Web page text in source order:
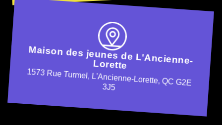
Maison des jeunes de L'Ancienne-
Lorette
1573 Rue Turmel, L'Ancienne-Lorette, QC G2E
3J5